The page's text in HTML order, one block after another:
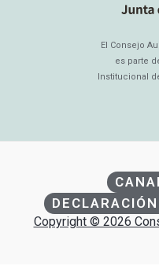
El Consejo
es parte
Institucional
Copyright © 2026